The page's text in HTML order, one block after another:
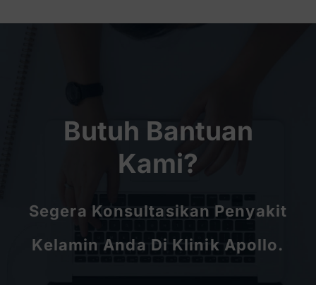
Butuh Bantuan
Kami?
Segera Konsultasikan Penyakit
Kelamin Anda Di Klinik Apollo.